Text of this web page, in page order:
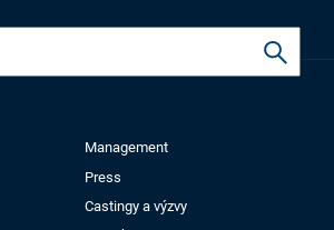
Management
Press
Castingy a výzvy